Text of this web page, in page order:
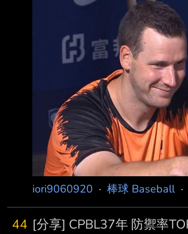
iori9060920 · 棒球 Baseball·
44 [分享] CPBL37年 防禦率